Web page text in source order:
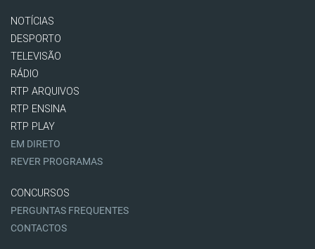
NOTÍCIAS
DESPORTO
TELEVISÃO
RÁDIO
RTP ARQUIVOS
RTP ENSINA
RTP PLAY
EM DIRETO
REVER PROGRAMAS
CONCURSOS
PERGUNTAS FREQUENTES
CONTACTOS